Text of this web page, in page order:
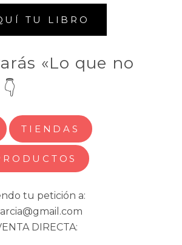
TU LIBRO
«Lo que no
TIENDAS
tu petición a:
DIRECTA: